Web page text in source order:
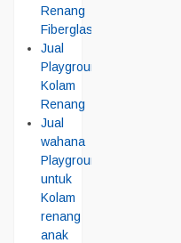
Renang
Fiberglass
Jual
Playground
Kolam
Renang
Jual
wahana
Playground
untuk
Kolam
renang
anak